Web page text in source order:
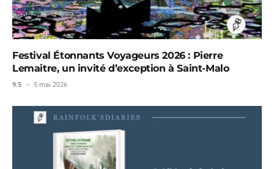
Festival Étonnants Voyageurs 2026 : Pierre
Lemaitre, un invité d’exception à Saint-Malo
9.5 5 mai 2026